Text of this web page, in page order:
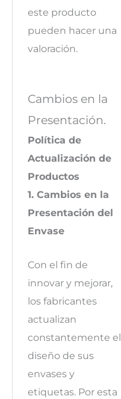
este producto
pueden hacer una
valoración.
Cambios en la
Presentación.
Política de
Actualización de
Productos
1. Cambios en la
Presentación del
Envase
Con el fin de
innovar y mejorar,
los fabricantes
actualizan
constantemente el
diseño de sus
envases y
etiquetas. Por esta